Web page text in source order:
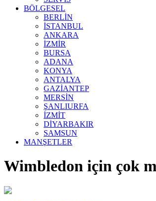
BÖLGESEL
BERLİN
İSTANBUL
ANKARA
İZMİR
BURSA
ADANA
KONYA
ANTALYA
GAZİANTEP
MERSİN
ŞANLIURFA
İZMİT
DİYARBAKIR
SAMSUN
MANŞETLER
Wimbledon için çok